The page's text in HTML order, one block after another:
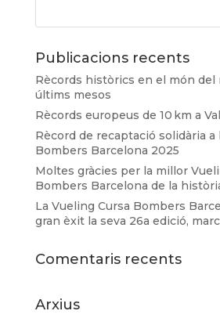
Publicacions recents
Rècords històrics en el món del
últims mesos
Rècords europeus de 10 km a
Rècord de recaptació solidària a
Bombers Barcelona 2025
Moltes gràcies per la millor
Bombers Barcelona de la
La Vueling Cursa Bombers
gran èxit la seva 26a edició,
Comentaris recents
Arxius